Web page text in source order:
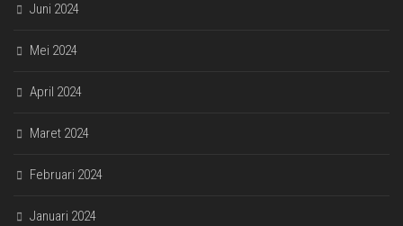
Juni 2024
Mei 2024
April 2024
Maret 2024
Februari 2024
Januari 2024